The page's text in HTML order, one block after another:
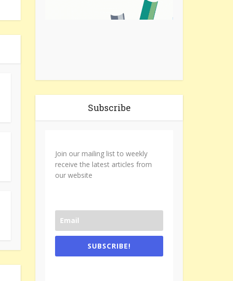
Subscribe
Join our mailing list to weekly
receive the latest articles from
our website
SUBSCRIBE!